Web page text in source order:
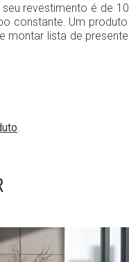
revestimento é de
Um
lista de
.